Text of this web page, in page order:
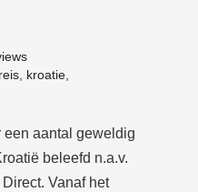
, kroatie,
aantal geweldig
beleefd n.a.v.
Vanaf het